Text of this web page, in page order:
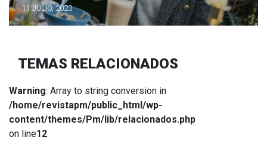
11 JULIO, 2023
TEMAS RELACIONADOS
Warning: Array to string conversion in
/home/revistapm/public_html/wp-
content/themes/Pm/lib/relacionados.php
on line12